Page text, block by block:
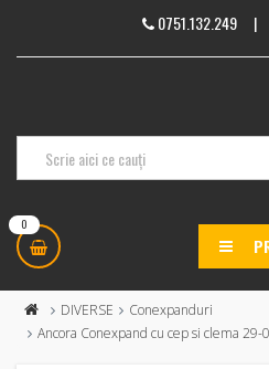
0751.132.249|
0
DIVERSE
Conexpanduri
Ancora Conexpand cu cep si clema 29-